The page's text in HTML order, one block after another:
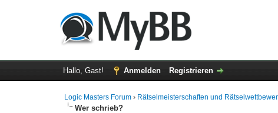
Hallo, Gast! Anmelden Registrieren
Logic Masters Forum › Rätselmeisterschaften und
Wer schrieb?